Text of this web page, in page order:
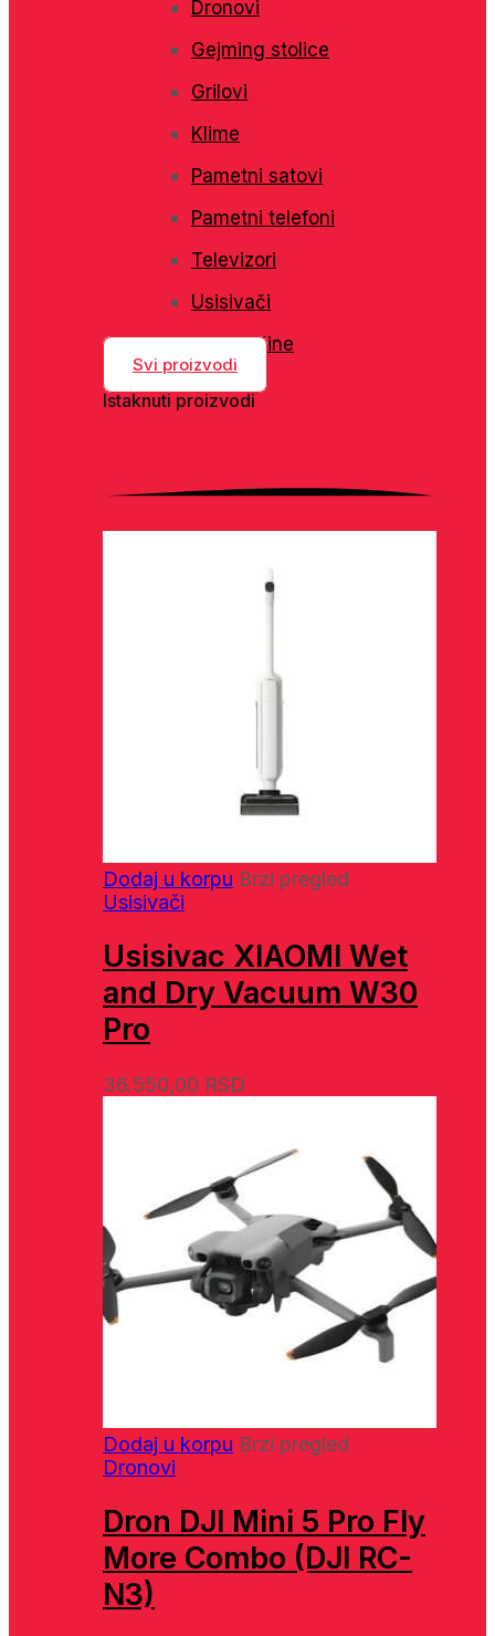
Dronovi
Gejming stolice
Grilovi
Klime
Pametni satovi
Pametni telefoni
Televizori
Usisivači
Veš mašine
Svi proizvodi
Istaknuti proizvodi
Dodaj u korpu Brzi pregled
Usisivači
Usisivac XIAOMI Wet
and Dry Vacuum W30
Pro
36.550,00 RSD
Dodaj u korpu Brzi pregled
Dronovi
Dron DJI Mini 5 Pro Fly
More Combo (DJI RC-
N3)